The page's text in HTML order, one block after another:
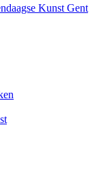
Kunst Gent